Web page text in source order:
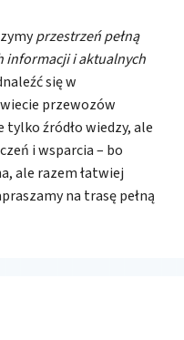
przestrzeń pełną
informacji i aktualnych
się w
przewozów
źródło wiedzy, ale
i wsparcia – bo
ale razem łatwiej
na trasę pełną